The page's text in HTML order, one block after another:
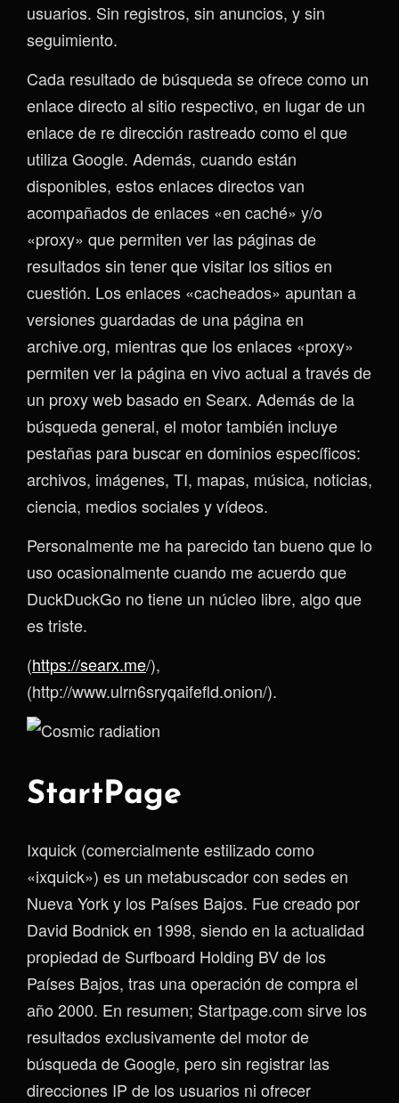
usuarios. Sin registros, sin anuncios, y sin
seguimiento.
Cada resultado de búsqueda se ofrece como un
enlace directo al sitio respectivo, en lugar de un
enlace de re dirección rastreado como el que
utiliza Google. Además, cuando están
disponibles, estos enlaces directos van
acompañados de enlaces «en caché» y/o
«proxy» que permiten ver las páginas de
resultados sin tener que visitar los sitios en
cuestión. Los enlaces «cacheados» apuntan a
versiones guardadas de una página en
archive.org, mientras que los enlaces «proxy»
permiten ver la página en vivo actual a través de
un proxy web basado en Searx. Además de la
búsqueda general, el motor también incluye
pestañas para buscar en dominios específicos:
archivos, imágenes, TI, mapas, música, noticias,
ciencia, medios sociales y vídeos.
Personalmente me ha parecido tan bueno que lo
uso ocasionalmente cuando me acuerdo que
DuckDuckGo no tiene un núcleo libre, algo que
es triste.
(https://searx.me/),
(http://www.ulrn6sryqaifefld.onion/).
StartPage
Ixquick (comercialmente estilizado como
«ixquick») es un metabuscador con sedes en
Nueva York y los Países Bajos. Fue creado por
David Bodnick en 1998, siendo en la actualidad
propiedad de Surfboard Holding BV de los
Países Bajos, tras una operación de compra el
año 2000. En resumen; Startpage.com sirve los
resultados exclusivamente del motor de
búsqueda de Google, pero sin registrar las
direcciones IP de los usuarios ni ofrecer